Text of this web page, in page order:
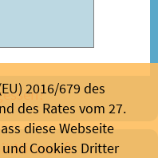
Microsoft
2016/679 des
des Rates vom 27.
diese Webseite
Cookies Dritter